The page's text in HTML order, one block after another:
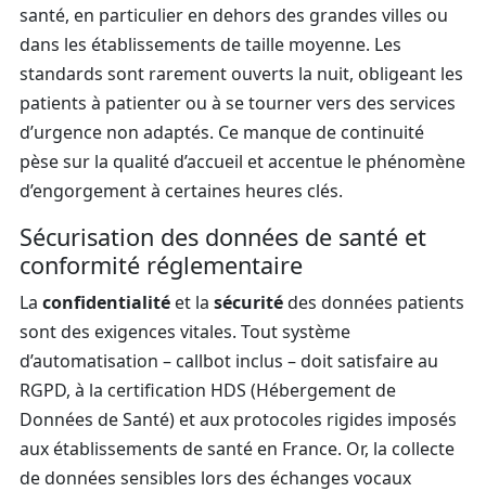
santé, en particulier en dehors des grandes villes ou
dans les établissements de taille moyenne. Les
standards sont rarement ouverts la nuit, obligeant les
patients à patienter ou à se tourner vers des services
d’urgence non adaptés. Ce manque de continuité
pèse sur la qualité d’accueil et accentue le phénomène
d’engorgement à certaines heures clés.
Sécurisation des données de santé et
conformité réglementaire
La confidentialité et la sécuritédes données patients
sont des exigences vitales. Tout système
d’automatisation – callbot inclus – doit satisfaire au
RGPD, à la certification HDS (Hébergement de
Données de Santé) et aux protocoles rigides imposés
aux établissements de santé en France. Or, la collecte
de données sensibles lors des échanges vocaux